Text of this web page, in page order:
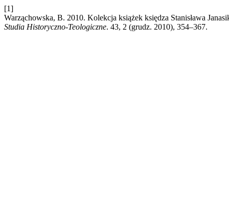
[1]
Warząchowska, B. 2010. Kolekcja książek księdza Stanisława
Studia Historyczno-Teologiczne. 43, 2 (grudz. 2010), 354–367.